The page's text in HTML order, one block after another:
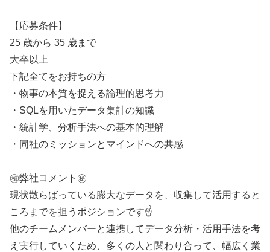
【応募条件】
25 歳から 35 歳まで
大卒以上
下記全てをお持ちの方
・物事の本質を捉える論理的思考力
・SQLを用いたデータ集計の知識
・統計学、分析手法への基本的理解
・同社のミッションとマインドへの共感
㊙️弊社コメント㊙️
現状散らばっている膨大なデータを、収集して活用すると
ころまでを担うポジションです☝️
他のチームメンバーと連携してデータ分析・活用手法を考
え実行していくため、多くの人と関わり合って、幅広く業